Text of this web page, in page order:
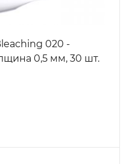
020 -
0,5 мм, 30 шт.